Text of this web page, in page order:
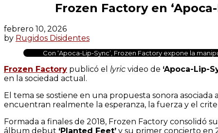
Frozen Factory en
febrero 10, 2026
by Rugidos Disidentes
Con ‘Apoca-Lip-Sync’, Frozen Factory expone la
Frozen Factory publicó el lyric video de ‘Apoca-Lip-
en la sociedad actual.
El tema se sostiene en una propuesta sonora asociada
encuentran realmente la esperanza, la fuerza y el
Formada a finales de 2018, Frozen Factory consolidó
álbum debut ‘Planted Feet’ y su primer concierto en